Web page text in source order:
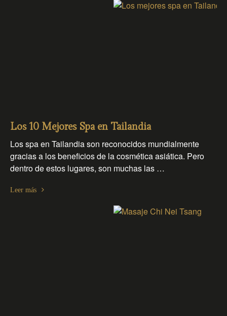
Los 10 Mejores Spa en Tailandia
Los spa en Tailandia son reconocidos mundialmente
gracias a los beneficios de la cosmética asiática. Pero
dentro de estos lugares, son muchas las …
Leer más